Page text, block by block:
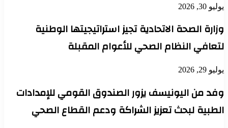
يوليو 30, 2026
وزارة الصحة الاتحادية تجيز استراتيجيتها الوطنية
لتعافي النظام الصحي للأعوام المقبلة
يوليو 29, 2026
وفد من اليونيسف يزور الصندوق القومي للإمدادات
الطبية لبحث تعزيز الشراكة ودعم القطاع الصحي